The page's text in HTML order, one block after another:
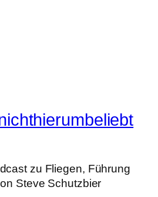
zu Fliegen, Führung
Steve Schutzbier